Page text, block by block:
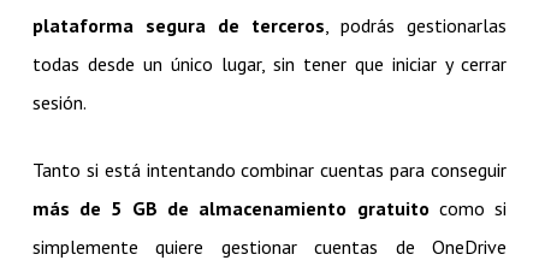
plataforma segura de terceros , podrás gestionarlas
todas desde un único lugar, sin tener que iniciar y cerrar
sesión.
Tanto si está intentando combinar cuentas para conseguir
más de 5 GB de almacenamiento gratuito como si
simplemente quiere gestionar cuentas de OneDrive